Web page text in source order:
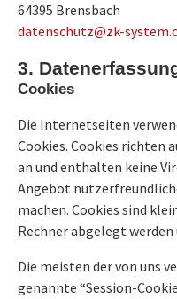
64395 Brensbach
etsys
-kz@z
tuhcs
netad
3.
Cookies
Die Internetseiten
Cookies. Cookies richten
an und enthalten keine
Angebot
machen. Cookies sind
Rechner abgelegt
Die meisten der von uns
genannte “Session-